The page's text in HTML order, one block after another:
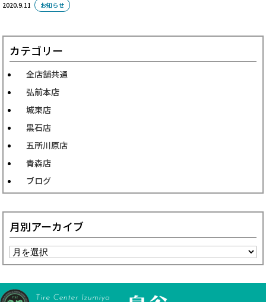
2020.9.11 お知らせ
カテゴリー
全店舗共通
弘前本店
城東店
黒石店
五所川原店
青森店
ブログ
月別アーカイブ